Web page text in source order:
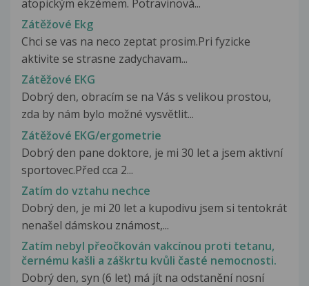
atopickým ekzémem. Potravinová...
Zátěžové Ekg
Chci se vas na neco zeptat prosim.Pri fyzicke
aktivite se strasne zadychavam...
Zátěžové EKG
Dobrý den, obracím se na Vás s velikou prostou,
zda by nám bylo možné vysvětlit...
Zátěžové EKG/ergometrie
Dobrý den pane doktore, je mi 30 let a jsem aktivní
sportovec.Před cca 2...
Zatím do vztahu nechce
Dobrý den, je mi 20 let a kupodivu jsem si tentokrát
nenašel dámskou známost,...
Zatím nebyl přeočkován vakcínou proti tetanu,
černému kašli a záškrtu kvůli časté nemocnosti.
Dobrý den, syn (6 let) má jít na odstanění nosní